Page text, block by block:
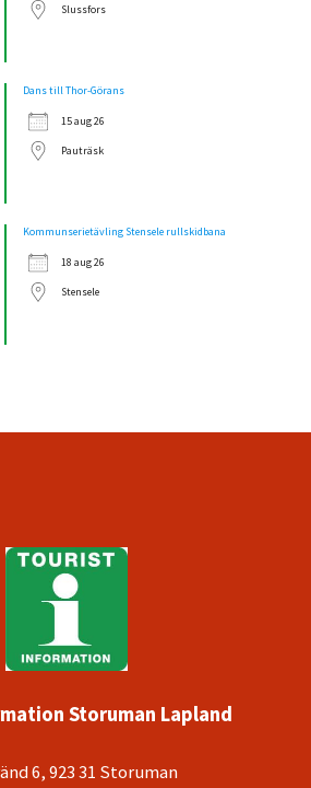
Slussfors
Dans till Thor-Görans
15 aug 26
Pauträsk
Kommunserietävling Stensele rullskidbana
18 aug 26
Stensele
Storuman Lapland
6, 923 31 Storuman